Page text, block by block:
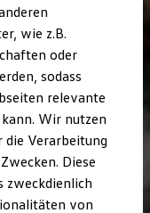
wie z.B.
oder
sodass
relevante
Wir nutzen
Verarbeitung
Diese
zweckdienlich
von